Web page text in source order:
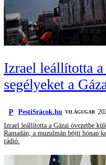
Izrael leállította
segélyeket a
P PestiSrácok.hu VILÁGUGAR
Izrael leállította a Gázai övezetbe
Ramadán, a muzulmán böjti hónap
rádió.